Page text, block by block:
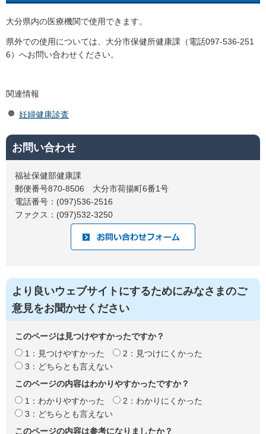
大分県内の医療機関で使用できます。
県外での使用については、大分市保健所健康課（電話097-536-251
6）へお問い合わせください。
関連情報
妊婦健康診査
お問い合わせ
福祉保健部健康課
郵便番号870-8506 大分市荷揚町6番1号
電話番号：(097)536-2516
ファクス：(097)532-3250
より良いウェブサイトにするためにみなさまのご
意見をお聞かせください
このページは見つけやすかったですか？
1：見つけやすかった
2：見つけにくかった
3：どちらとも言えない
このページの内容はわかりやすかったですか？
1：わかりやすかった
2：わかりにくかった
3：どちらとも言えない
このページの内容は参考になりましたか？